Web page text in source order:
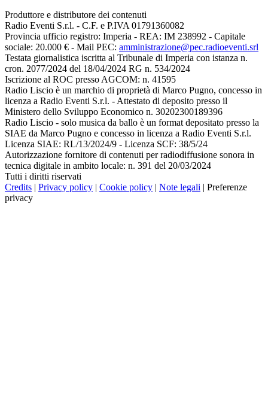
Produttore e distributore dei contenuti
Radio Eventi S.r.l. - C.F. e P.IVA 01791360082
Provincia ufficio registro: Imperia - REA: IM 238992 - Capitale
sociale: 20.000 € - Mail PEC: amministrazione@pec.radioeventi.srl
Testata giornalistica iscritta al Tribunale di Imperia con istanza n.
cron. 2077/2024 del 18/04/2024 RG n. 534/2024
Iscrizione al ROC presso AGCOM: n. 41595
Radio Liscio è un marchio di proprietà di Marco Pugno, concesso in
licenza a Radio Eventi S.r.l. - Attestato di deposito presso il
Ministero dello Sviluppo Economico n. 30202300189396
Radio Liscio - solo musica da ballo è un format depositato presso la
SIAE da Marco Pugno e concesso in licenza a Radio Eventi S.r.l.
Licenza SIAE: RL/13/2024/9 - Licenza SCF: 38/5/24
Autorizzazione fornitore di contenuti per radiodiffusione sonora in
tecnica digitale in ambito locale: n. 391 del 20/03/2024
Tutti i diritti riservati
Credits | Privacy policy | Cookie policy | Note legali | Preferenze
privacy